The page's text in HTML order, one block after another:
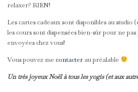
relaxer? RIEN!
Les cartes cadeaux sont disponibles au studio
les cours sont dispensées bien-sûr pour ne
envoyées chez vous!
Vous pouvez me contacter au préalable
Un très joyeux Noël à tous les yogis (et aux